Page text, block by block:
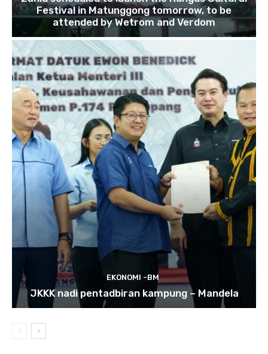
Festival in Matunggong tomorrow, to be
attended by Wetrom and Verdom
EKONOMI -BM
JKKK nadi pentadbiran kampung – Mandela